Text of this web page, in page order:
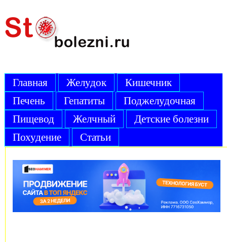
Главная Желудок
Кишечник
Печень
Гепатиты
Поджелудочная
Пищевод
Желчный
Детские болезни
Похудение
Статьи